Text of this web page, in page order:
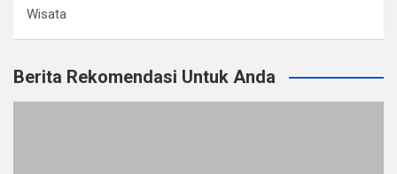
Wisata
Berita Rekomendasi Untuk Anda